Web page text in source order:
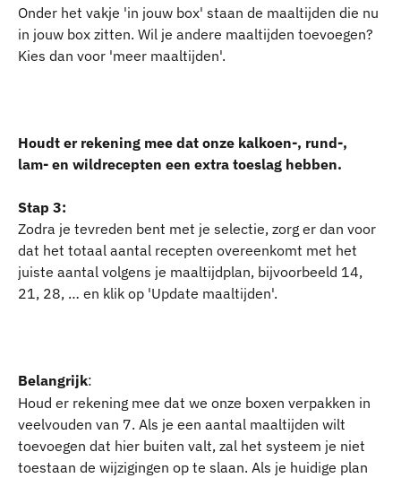
Onder het vakje 'in jouw box' staan de maaltijden die nu
in jouw box zitten. Wil je andere maaltijden toevoegen?
Kies dan voor 'meer maaltijden'.
Houdt er rekening mee dat onze kalkoen-, rund-,
lam- en wildrecepten een extra toeslag hebben.
Stap 3:
Zodra je tevreden bent met je selectie, zorg er dan voor
dat het totaal aantal recepten overeenkomt met het
juiste aantal volgens je maaltijdplan, bijvoorbeeld 14,
21, 28, … en klik op 'Update maaltijden'.
Belangrijk:
Houd er rekening mee dat we onze boxen verpakken in
veelvouden van 7. Als je een aantal maaltijden wilt
toevoegen dat hier buiten valt, zal het systeem je niet
toestaan de wijzigingen op te slaan. Als je huidige plan